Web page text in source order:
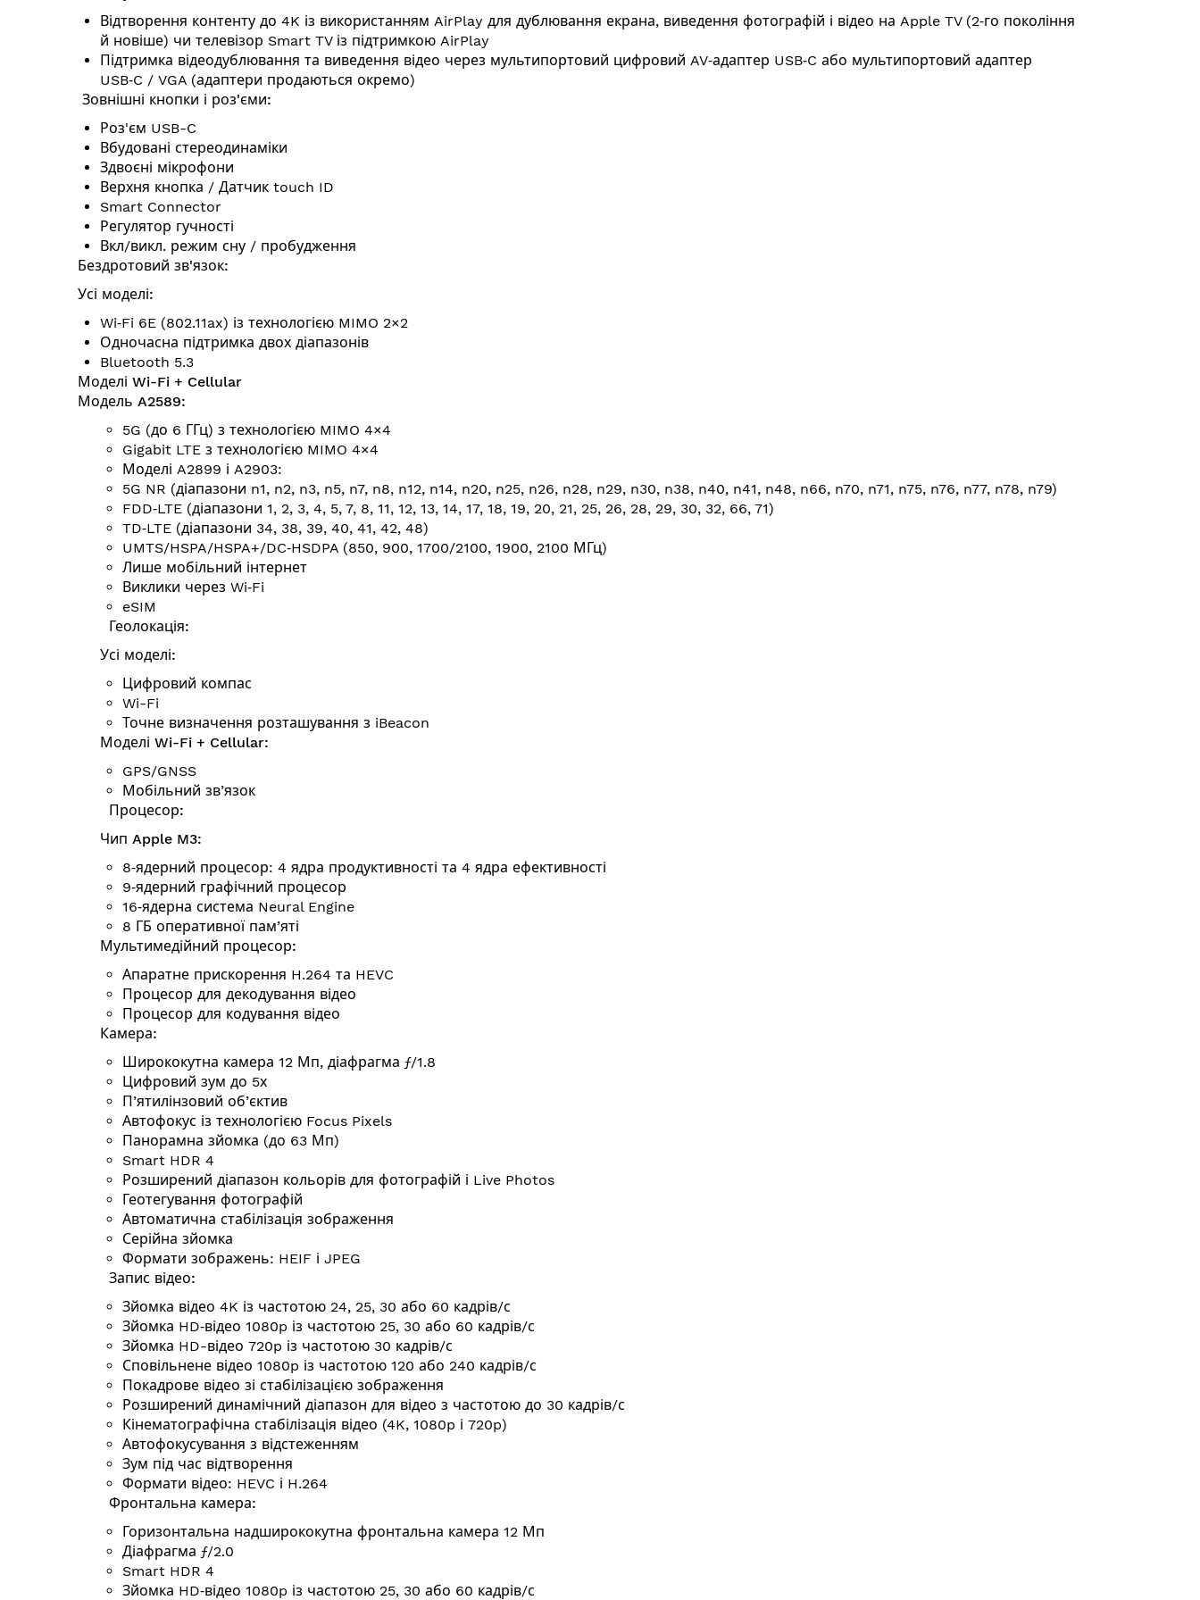
Відтворення контенту до 4K із використанням AirPlay для дублювання екрана, виведення фотографій і відео на Apple TV (2‑го покоління
й новіше) чи телевізор Smart TV із підтримкою AirPlay
Підтримка відеодублювання та виведення відео через мультипортовий цифровий AV‑адаптер USB‑C або мультипортовий адаптер
USB‑C / VGA (адаптери продаються окремо)
Зовнішні кнопки і роз'єми:
Роз'єм USB-C
Вбудовані стереодинаміки
Здвоєні мікрофони
Верхня кнопка / Датчик touch ID
Smart Connector
Регулятор гучності
Вкл/викл. режим сну / пробудження
Бездротовий зв'язок:
Усі моделі:
Wi‑Fi 6E (802.11ax) із технологією MIMO 2×2
Одночасна підтримка двох діапазонів
Bluetooth 5.3
Моделі Wi-Fi + Cellular
Модель A2589:
5G (до 6 ГГц) з технологією MIMO 4×4
Gigabit LTE з технологією MIMO 4×4
Моделі A2899 і A2903:
5G NR (діапазони n1, n2, n3, n5, n7, n8, n12, n14, n20, n25, n26, n28, n29, n30, n38, n40, n41, n48, n66, n70, n71, n75, n76, n77, n78, n79)
FDD‑LTE (діапазони 1, 2, 3, 4, 5, 7, 8, 11, 12, 13, 14, 17, 18, 19, 20, 21, 25, 26, 28, 29, 30, 32, 66, 71)
TD‑LTE (діапазони 34, 38, 39, 40, 41, 42, 48)
UMTS/HSPA/HSPA+/DC‑HSDPA (850, 900, 1700/2100, 1900, 2100 МГц)
Лише мобільний інтернет
Виклики через Wi‑Fi
eSIM
Геолокація:
Усі моделі:
Цифровий компас
Wi-Fi
Точне визначення розта­шу­вання з iBeacon
Моделі Wi-Fi + Cellular:
GPS/GNSS
Мобільний зв’язок
Процесор:
Чип Apple M3:
8‑ядерний процесор: 4 ядра продуктивності та 4 ядра ефективності
9‑ядерний графічний процесор
16‑ядерна система Neural Engine
8 ГБ оперативної пам’яті
Мульти­медій­ний процесор:
Апаратне прискорення H.264 та HEVC
Процесор для декодування відео
Процесор для кодування відео
Камера:
Ширококутна камера 12 Мп, діафрагма ƒ/1.8
Цифровий зум до 5х
П’ятилінзовий об’єктив
Автофокус із технологією Focus Pixels
Панорамна зйомка (до 63 Мп)
Smart HDR 4
Розширений діапазон кольорів для фотографій і Live Photos
Геотегування фотографій
Автоматична стабілізація зображення
Серійна зйомка
Формати зображень: HEIF і JPEG
Запис відео:
Зйомка відео 4K із частотою 24, 25, 30 або 60 кадрів/с
Зйомка HD‑відео 1080p із частотою 25, 30 або 60 кадрів/с
Зйомка HD-відео 720p із частотою 30 кадрів/с
Сповільнене відео 1080p із частотою 120 або 240 кадрів/с
Покадрове відео зі стабілізацією зображення
Розширений динамічний діапазон для відео з частотою до 30 кадрів/с
Кінемато­графічна стабілізація відео (4K, 1080p і 720p)
Автофокусування з відстеженням
Зум під час відтворення
Формати відео: HEVC і H.264
Фронтальна камера:
Горизонтальна надширококутна фронтальна камера 12 Мп
Діафрагма ƒ/2.0
Smart HDR 4
Зйомка HD‑відео 1080p із частотою 25, 30 або 60 кадрів/с